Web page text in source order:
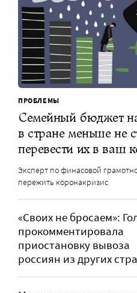
ПРОБЛЕМЫ
Семейный бюджет
в стране меньше не
перевести их в ваш
Эксперт по финасовой
пережить коронакризис
«Своих не бросаем»:
прокомментировала
приостановку вывоза
россиян из других